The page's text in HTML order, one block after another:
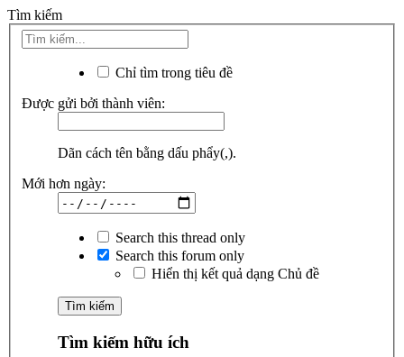
Tìm kiếm
Chỉ tìm trong tiêu đề
Được gửi bởi thành viên:
Dãn cách tên bằng dấu phẩy(,).
Mới hơn ngày:
Search this thread only
Search this forum only
Hiển thị kết quả dạng Chủ đề
Tìm kiếm hữu ích